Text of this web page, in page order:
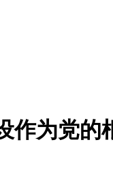
作为党的